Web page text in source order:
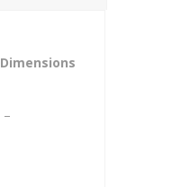
Dimensions
–